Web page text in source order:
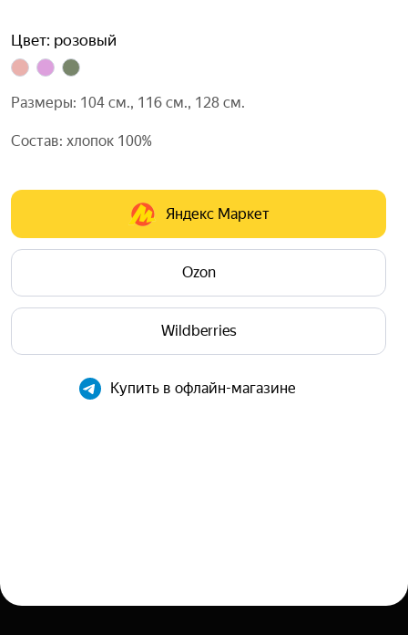
Цвет: розовый
Размеры: 104 см., 116 см., 128 см.
Состав: хлопок 100%
Яндекс Маркет
Ozon
Wildberries
Купить в офлайн-магазине